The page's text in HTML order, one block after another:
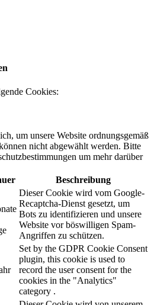
Cookies:
um unsere Website ordnungsgemäß
nicht abgewählt werden. Bitte
um mehr darüber
Beschreibung
Dieser Cookie wird vom Google-
Recaptcha-Dienst gesetzt, um
Bots zu identifizieren und unsere
Website vor böswilligen Spam-
Angriffen zu schützen.
Set by the GDPR Cookie Consent
plugin, this cookie is used to
record the user consent for the
cookies in the "Analytics"
category .